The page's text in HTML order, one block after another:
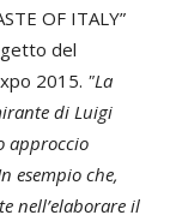
OF ITALY”
del
2015. "La
di Luigi
approccio
esempio che,
nell’elaborare il